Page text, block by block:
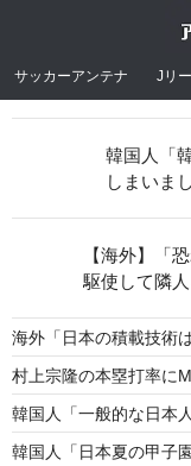
サッカーアンテナ Jリ
海外「日本の積載技術
村上宗隆の本塁打率に
韓国人「一般的な日本
韓国人「日本夏の甲子
韓国人「
しまいま
【海外】「
駆使して隣